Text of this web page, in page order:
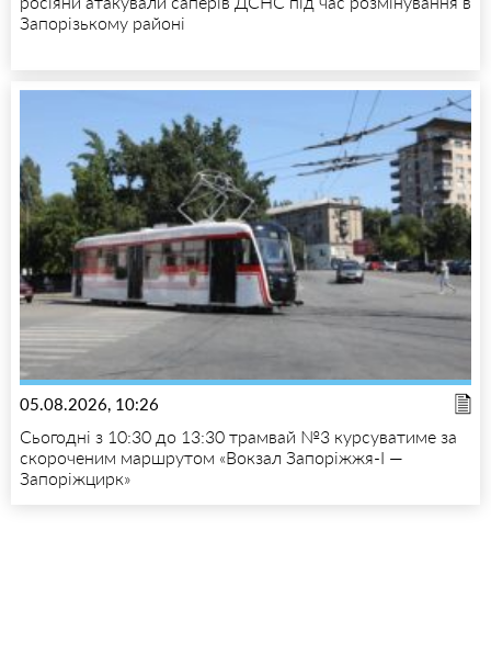
Запорізькому районі
05.08.2026, 10:26
Сьогодні з 10:30 до 13:30 трамвай №3 курсуватиме за
скороченим маршрутом «Вокзал Запоріжжя-I —
Запоріжцирк»